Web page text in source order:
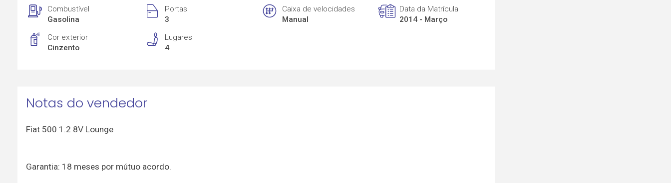
Combustível
Gasolina
Portas
3
Caixa de velocidades
Manual
Data da Matrícula
2014 - Março
Cor exterior
Cinzento
Lugares
4
Notas do vendedor
Fiat 500 1.2 8V Lounge
Garantia: 18 meses por mútuo acordo.